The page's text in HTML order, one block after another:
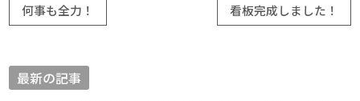
何事も全力！
看板完成しました！
最新の記事